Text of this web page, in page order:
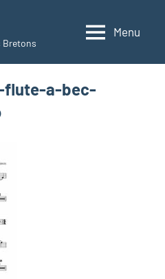
Bretons
Menu
flute-a-bec-